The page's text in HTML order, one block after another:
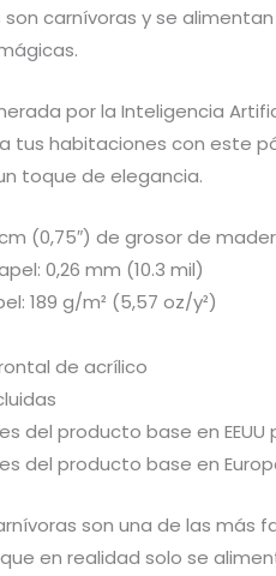
carnívoras y se
por la Inteligencia
tus habitaciones con este
toque de elegancia.
(0,75″) de grosor de
0,26 mm (10.3 mil)
189 g/m² (5,57 oz/y²)
de acrílico
del producto base en EEUU
del producto base en
son una de las más
en realidad solo se